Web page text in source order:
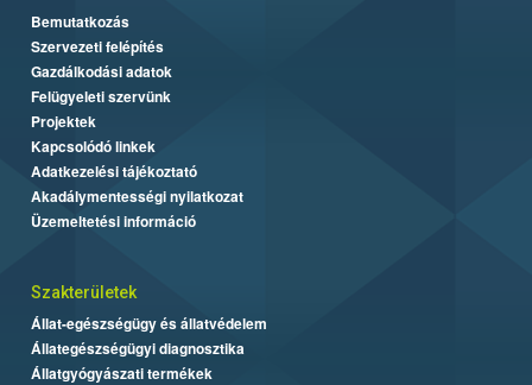
Bemutatkozás
Szervezeti felépítés
Gazdálkodási adatok
Felügyeleti szervünk
Projektek
Kapcsolódó linkek
Adatkezelési tájékoztató
Akadálymentességi nyilatkozat
Üzemeltetési információ
Szakterületek
Állat-egészségügy és állatvédelem
Állategészségügyi diagnosztika
Állatgyógyászati termékek